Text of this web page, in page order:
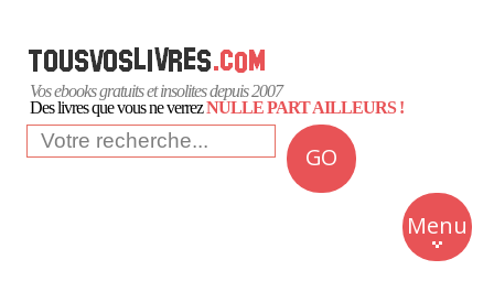
Vos ebooks gratuits et insolites depuis 2007
Des livres que vous ne verrezNULLE PART AILLEURS !
GO
Menu
Insolite
Business